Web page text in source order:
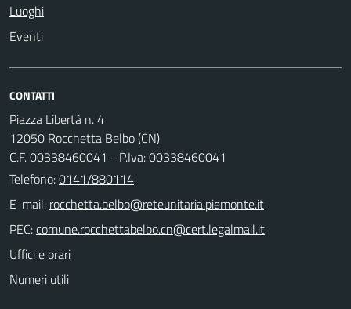
Luoghi
Eventi
CONTATTI
Piazza Libertà n. 4
12050 Rocchetta Belbo (CN)
C.F. 00338460041 - P.Iva: 00338460041
Telefono:0141/880114
E-mail:
PEC:
Uffici e orari
Numeri utili